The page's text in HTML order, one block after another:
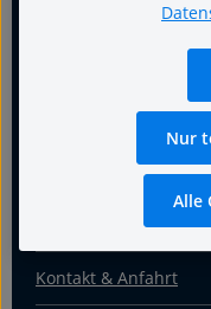
Für guten Schlaf
Warum Fachgeschäft
Kontakt & Anfahrt
Nur
Alle